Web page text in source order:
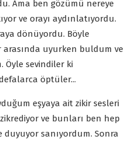
Ama ben gözümü nereye
ve orayı aydınlatıyordu.
dönüyordu. Böyle
uyurken buldum ve
Öyle sevindiler ki
öptüler...
eşyaya ait zikir sesleri
zikrediyor ve bunları ben hep
sanıyordum. Sonra